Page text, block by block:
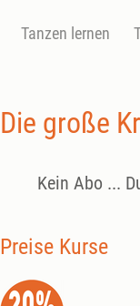
Tanzen lernen
Die große
Kein Abo ...
Preise Kurse